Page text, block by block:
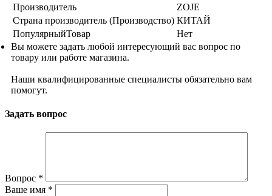
Производитель
ZOJE
Страна производитель (Производство) КИТАЙ
ПопулярныйТовар
Нет
Вы можете задать любой интересующий вас вопрос по
товару или работе магазина.
Наши квалифицированные специалисты обязательно вам
помогут.
Задать вопрос
Вопрос *
Ваше имя *